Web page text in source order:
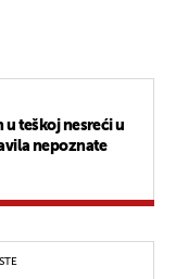
u teškoj nesreći u
nepoznate